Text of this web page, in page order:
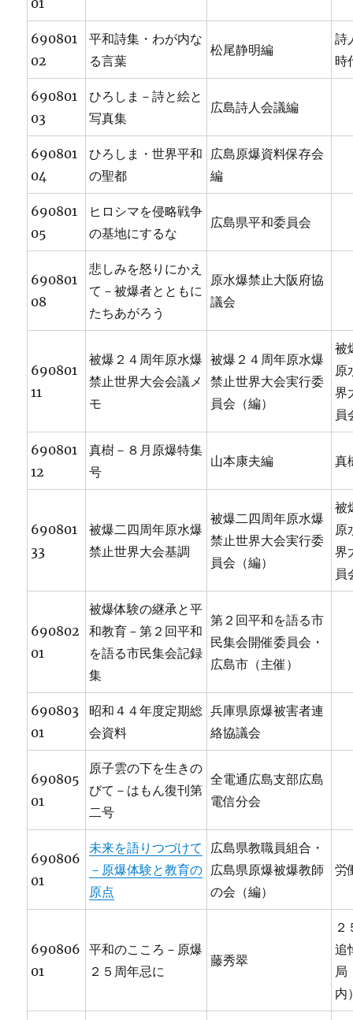
01
690801
02
平和詩集・わが内な
る言葉
松尾静明編
詩
時
690801
03
ひろしま－詩と絵と
写真集
広島詩人会議編
690801
04
ひろしま・世界平和
の聖都
広島原爆資料保存会
編
690801
05
ヒロシマを侵略戦争
の基地にするな
広島県平和委員会
690801
08
悲しみを怒りにかえ
て－被爆者とともに
たちあがろう
原水爆禁止大阪府協
議会
690801
11
被爆２４周年原水爆
禁止世界大会会議メ
モ
被爆２４周年原水爆
禁止世界大会実行委
員会（編）
被
原
界
員
690801
12
真樹－８月原爆特集
号
山本康夫編 真
690801
33
被爆二四周年原水爆
禁止世界大会基調
被爆二四周年原水爆
禁止世界大会実行委
員会（編）
被
原
界
員
690802
01
被爆体験の継承と平
和教育－第２回平和
を語る市民集会記録
集
第２回平和を語る市
民集会開催委員会・
広島市（主催）
690803
01
昭和４４年度定期総
会資料
兵庫県原爆被害者連
絡協議会
690805
01
原子雲の下を生きの
びて－はもん復刊第
二号
全電通広島支部広島
電信分会
690806
01
未来を語りつづけて
－原爆体験と教育の
原点
広島県教職員組合・
広島県原爆被爆教師
の会（編）
労
690806
01
平和のこころ－原爆
２５周年忌に
藤秀翠
２
追
局
内